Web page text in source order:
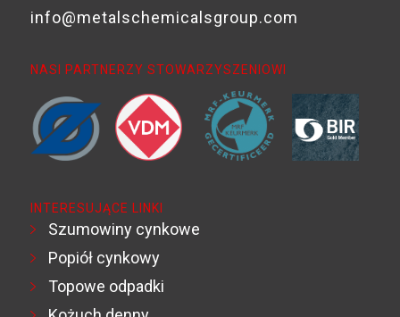
info@metalschemicalsgroup.com
NASI PARTNERZY STOWARZYSZENIOWI
INTERESUJĄCE LINKI
Szumowiny cynkowe
Popiół cynkowy
Topowe odpadki